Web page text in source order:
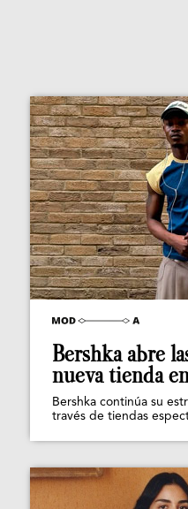
Bershka abre
nueva tienda
Bershka continúa su
través de tiendas